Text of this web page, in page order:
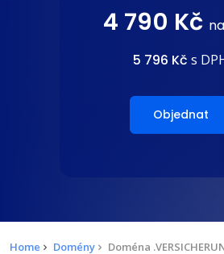
4 790 Kč
5 796 Kč s
Objednat
Home Domény Doména